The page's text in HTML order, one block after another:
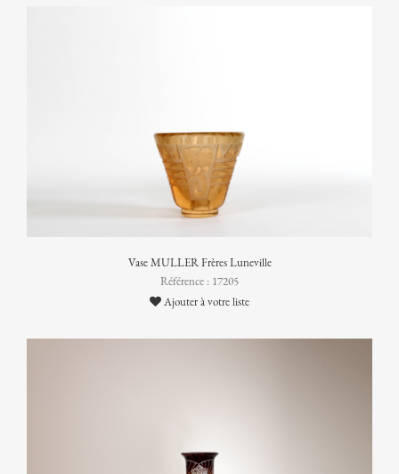
Vase MULLER Frères Luneville
Référence : 17205
Ajouter à votre liste